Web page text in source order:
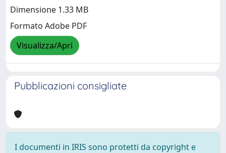
Dimensione 1.33 MB
Formato Adobe PDF
Visualizza/Apri
Pubblicazioni consigliate
I documenti in IRIS sono protetti da copyright e